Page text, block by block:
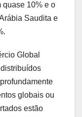
quase 10% e o
Saudita e
Global
globais ou
estão